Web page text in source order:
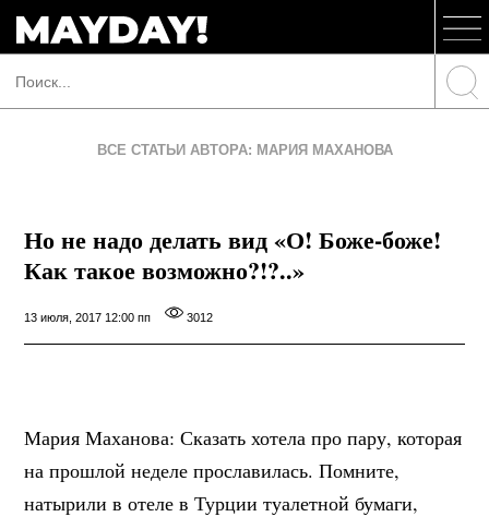
ВСЕ СТАТЬИ АВТОРА: МАРИЯ МАХАНОВА
Но не надо делать вид «О! Боже-боже!
Как такое возможно?!?..»
13 июля, 2017 12:00 пп 3012
Мария Маханова: Сказать хотела про пару, которая
на прошлой неделе прославилась. Помните,
натырили в отеле в Турции туалетной бумаги,